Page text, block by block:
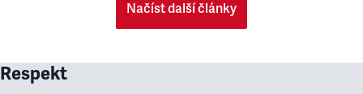
Načíst další články
Respekt